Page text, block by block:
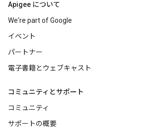
Apigee について
We're part of Google
イベント
パートナー
電子書籍とウェブキャスト
コミュニティとサポート
コミュニティ
サポートの概要